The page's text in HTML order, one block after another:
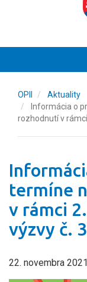
OPII
Aktuality
Informácia o
rozhodnutí v
termíne
v rámci
výzvy č.
22. novembra 2021